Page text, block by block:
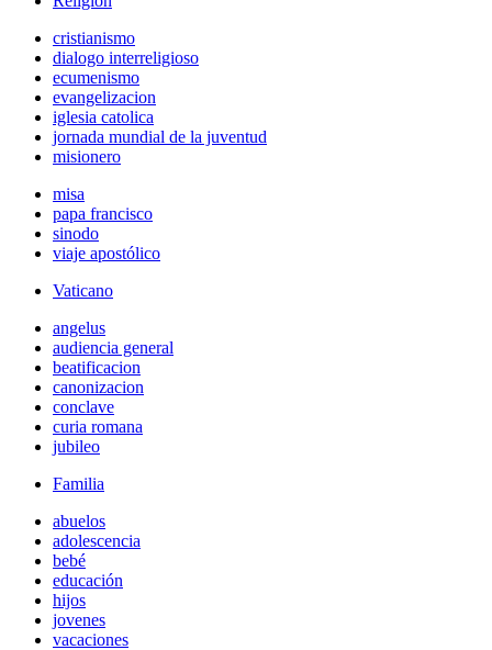
cristianismo
dialogo interreligioso
ecumenismo
evangelizacion
iglesia catolica
jornada mundial de la juventud
misionero
misa
papa francisco
sinodo
viaje apostólico
Vaticano
angelus
audiencia general
beatificacion
canonizacion
conclave
curia romana
jubileo
Familia
abuelos
adolescencia
bebé
educación
hijos
jovenes
vacaciones